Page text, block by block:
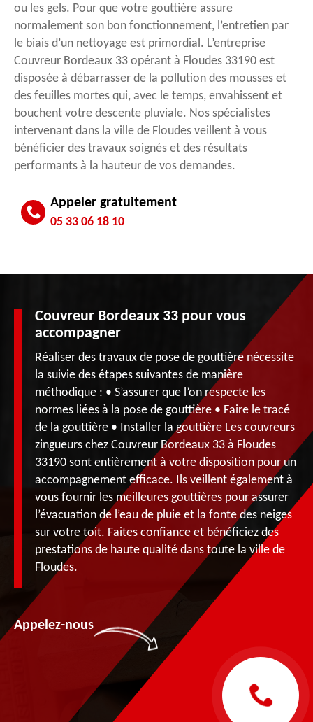
ou les gels. Pour que votre gouttière assure
normalement son bon fonctionnement, l’entretien par
le biais d’un nettoyage est primordial. L’entreprise
Couvreur Bordeaux 33 opérant à Floudes 33190 est
disposée à débarrasser de la pollution des mousses et
des feuilles mortes qui, avec le temps, envahissent et
bouchent votre descente pluviale. Nos spécialistes
intervenant dans la ville de Floudes veillent à vous
bénéficier des travaux soignés et des résultats
performants à la hauteur de vos demandes.
Appeler gratuitement
05 33 06 18 10
Couvreur Bordeaux 33 pour vous
accompagner
Réaliser des travaux de pose de gouttière nécessite
la suivie des étapes suivantes de manière
méthodique : • S’assurer que l’on respecte les
normes liées à la pose de gouttière • Faire le tracé
de la gouttière • Installer la gouttière Les couvreurs
zingueurs chez Couvreur Bordeaux 33 à Floudes
33190 sont entièrement à votre disposition pour un
accompagnement efficace. Ils veillent également à
vous fournir les meilleures gouttières pour assurer
l’évacuation de l’eau de pluie et la fonte des neiges
sur votre toit. Faites confiance et bénéficiez des
prestations de haute qualité dans toute la ville de
Floudes.
Appelez-nous